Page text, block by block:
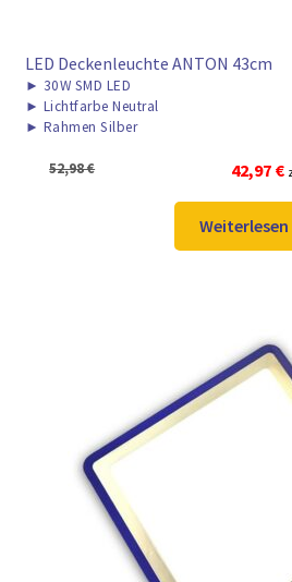
LED Deckenleuchte ANTON 43cm
► 30W SMD LED
► Lichtfarbe Neutral
► Rahmen Silber
52,98€
Preis
war:
52,98 €
42,97 €
Weiterlesen